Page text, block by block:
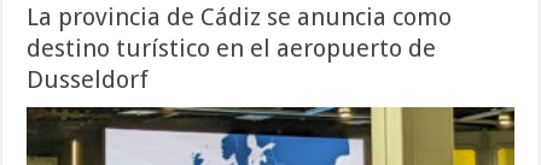
La provincia de Cádiz se anuncia como
destino turístico en el aeropuerto de
Dusseldorf